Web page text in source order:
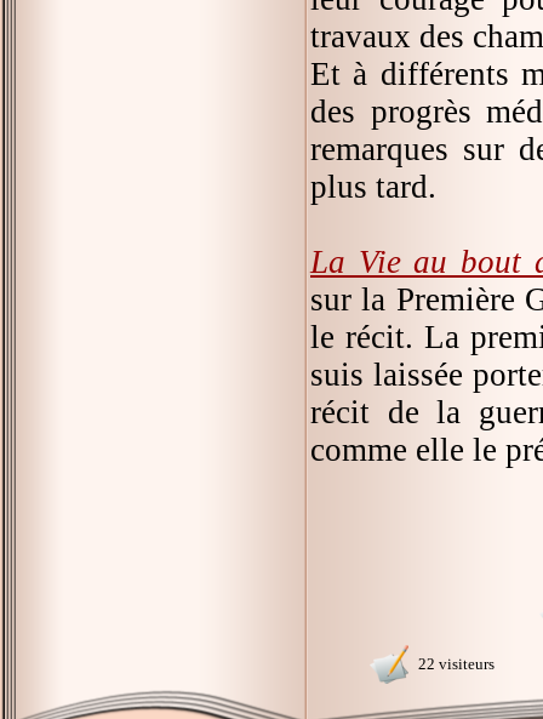
travaux des
Et à différents
des progrès
remarques sur
plus tard.
La Vie au bout
sur la Première
le récit. La
suis laissée
récit de la
comme elle le
22 visiteurs